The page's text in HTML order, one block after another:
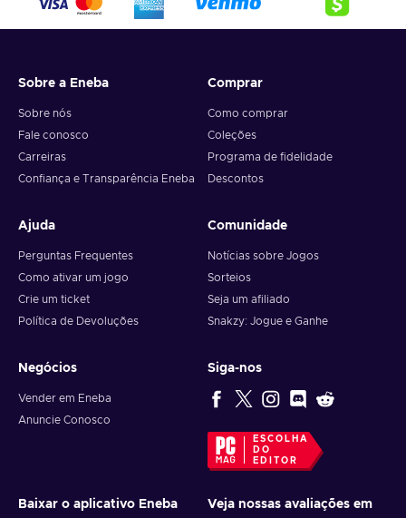
Sobre a Eneba
Sobre nós
Fale conosco
Carreiras
Confiança e Transparência Eneba
Comprar
Como comprar
Coleções
Programa de fidelidade
Descontos
Ajuda
Perguntas Frequentes
Como ativar um jogo
Crie um ticket
Política de Devoluções
Comunidade
Notícias sobre Jogos
Sorteios
Seja um afiliado
Snakzy: Jogue e Ganhe
Negócios
Vender em Eneba
Anuncie Conosco
Siga-nos
ESCOLHA
DO
EDITOR
Baixar o aplicativo Eneba Veja nossas avaliações em